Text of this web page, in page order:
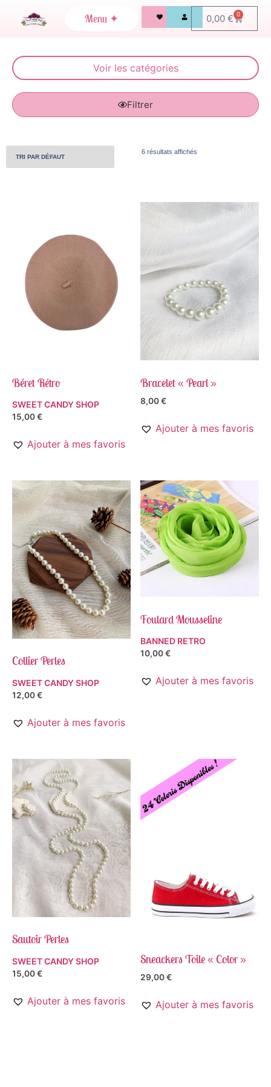
0,00 € 0
Filtrer
6 résultats affichés
Béret Rétro
SWEET CANDY SHOP
15,00€
Ajouter à mes favoris
Bracelet « Pearl »
8,00€
Ajouter à mes favoris
Collier Perles
SWEET CANDY SHOP
12,00€
Ajouter à mes favoris
Foulard Mousseline
BANNED RETRO
10,00€
Ajouter à mes favoris
Sautoir Perles
SWEET CANDY SHOP
15,00€
Ajouter à mes favoris
Sneackers Toile « Color »
29,00€
Ajouter à mes favoris